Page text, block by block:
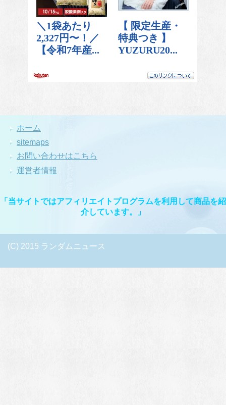
ホーム
sitemaps
お問い合わせはこちら
運営者情報
「当サイトではアフィリエイトプログラムを利用して商品を紹
介しています。」
(C) 2015 ランダムニュース